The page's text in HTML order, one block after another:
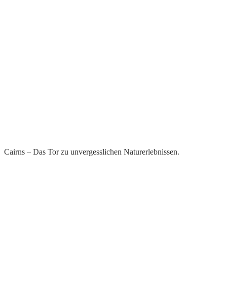
Cairns – Das Tor zu unvergesslichen Naturerlebnissen.